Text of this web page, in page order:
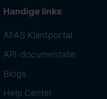
Handige links
AFAS Klantportal
API-documentatie
Blogs
Help Center